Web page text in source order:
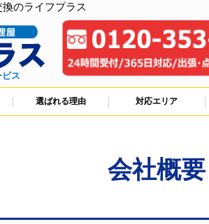
のライフプラス
ス
選ばれる理由 対応エリア
会社概要